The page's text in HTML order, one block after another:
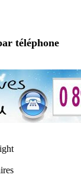
téléphone